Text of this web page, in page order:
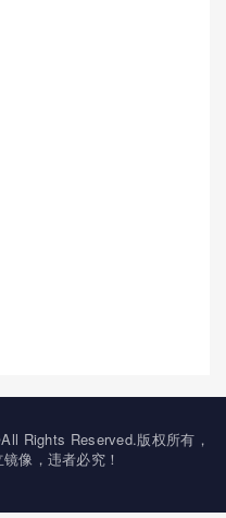
Rights Reserved.版权所有，
像，违者必究！